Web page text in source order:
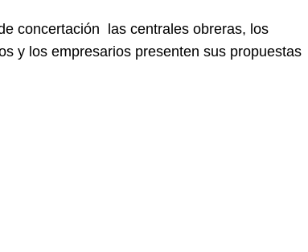
concertación las centrales obreras, los
y los empresarios presenten sus propuestas